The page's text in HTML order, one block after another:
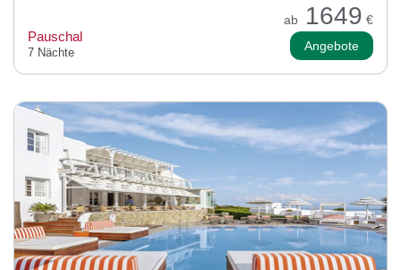
ab 1649 €
Pauschal
7 Nächte Angebote